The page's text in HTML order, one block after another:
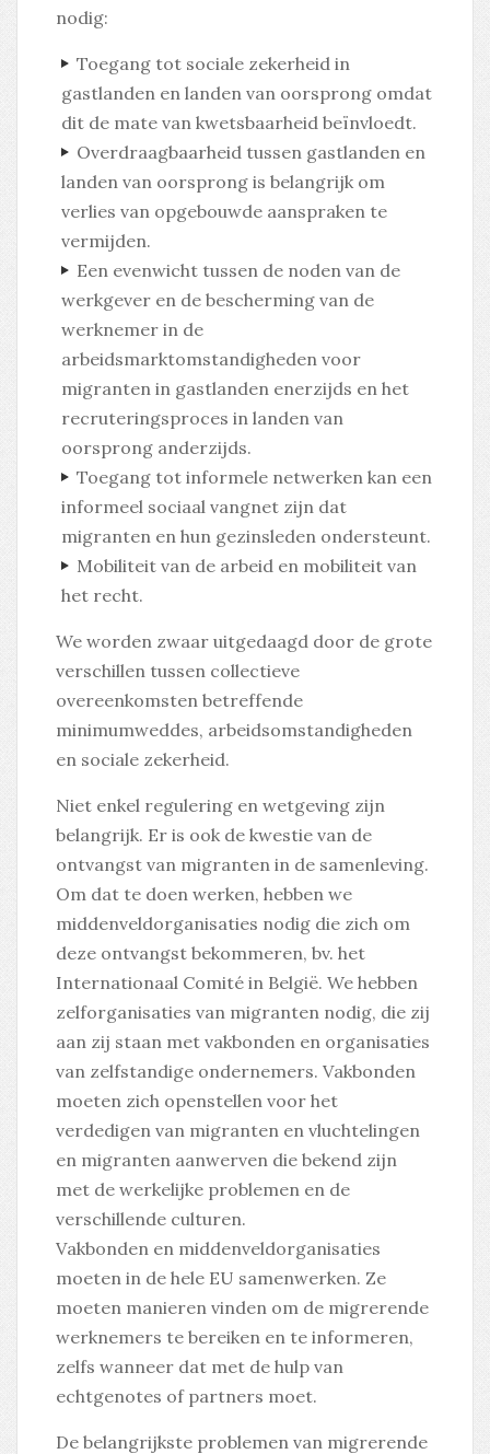
nodig:
Toegang tot sociale zekerheid in
gastlanden en landen van oorsprong omdat
dit de mate van kwetsbaarheid beïnvloedt.
Overdraagbaarheid tussen gastlanden en
landen van oorsprong is belangrijk om
verlies van opgebouwde aanspraken te
vermijden.
Een evenwicht tussen de noden van de
werkgever en de bescherming van de
werknemer in de
arbeidsmarktomstandigheden voor
migranten in gastlanden enerzijds en het
recruteringsproces in landen van
oorsprong anderzijds.
Toegang tot informele netwerken kan een
informeel sociaal vangnet zijn dat
migranten en hun gezinsleden ondersteunt.
Mobiliteit van de arbeid en mobiliteit van
het recht.
We worden zwaar uitgedaagd door de grote
verschillen tussen collectieve
overeenkomsten betreffende
minimumweddes, arbeidsomstandigheden
en sociale zekerheid.
Niet enkel regulering en wetgeving zijn
belangrijk. Er is ook de kwestie van de
ontvangst van migranten in de samenleving.
Om dat te doen werken, hebben we
middenveldorganisaties nodig die zich om
deze ontvangst bekommeren, bv. het
Internationaal Comité in België. We hebben
zelforganisaties van migranten nodig, die zij
aan zij staan met vakbonden en organisaties
van zelfstandige ondernemers. Vakbonden
moeten zich openstellen voor het
verdedigen van migranten en vluchtelingen
en migranten aanwerven die bekend zijn
met de werkelijke problemen en de
verschillende culturen.
Vakbonden en middenveldorganisaties
moeten in de hele EU samenwerken. Ze
moeten manieren vinden om de migrerende
werknemers te bereiken en te informeren,
zelfs wanneer dat met de hulp van
echtgenotes of partners moet.
De belangrijkste problemen van migrerende